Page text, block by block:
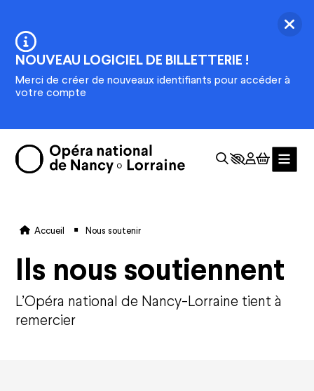
Information :
NOUVEAU LOGICIEL DE BILLETTERIE !
Merci de créer de nouveaux identifiants pour accéder à
votre compte
Fil d'Ariane
Accueil Nous soutenir
Ils nous soutiennent
L’Opéra national de Nancy-Lorraine tient à
remercier